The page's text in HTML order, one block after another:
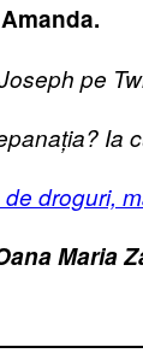
pe
Ia
droguri,
Maria